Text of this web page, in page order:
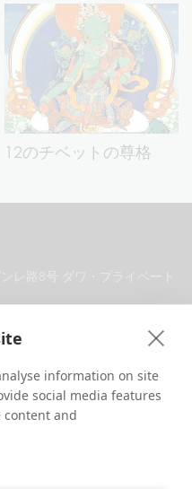
information on site
social media features
content and
12のチベットの尊格